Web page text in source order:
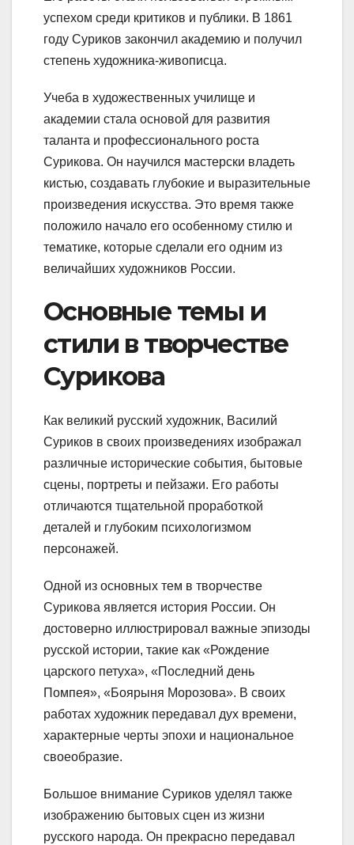
успехом среди критиков и публики. В 1861
году Суриков закончил академию и получил
степень художника-живописца.
Учеба в художественных училище и
академии стала основой для развития
таланта и профессионального роста
Сурикова. Он научился мастерски владеть
кистью, создавать глубокие и выразительные
произведения искусства. Это время также
положило начало его особенному стилю и
тематике, которые сделали его одним из
величайших художников России.
Основные темы и
стили в творчестве
Сурикова
Как великий русский художник, Василий
Суриков в своих произведениях изображал
различные исторические события, бытовые
сцены, портреты и пейзажи. Его работы
отличаются тщательной проработкой
деталей и глубоким психологизмом
персонажей.
Одной из основных тем в творчестве
Сурикова является история России. Он
достоверно иллюстрировал важные эпизоды
русской истории, такие как «Рождение
царского петуха», «Последний день
Помпея», «Боярыня Морозова». В своих
работах художник передавал дух времени,
характерные черты эпохи и национальное
своеобразие.
Большое внимание Суриков уделял также
изображению бытовых сцен из жизни
русского народа. Он прекрасно передавал